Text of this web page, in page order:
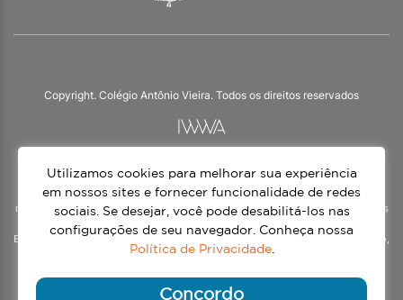
Copyright. Colégio Antônio Vieira. Todos os direitos reservados
O Colégio Antônio Vieira integra a Rede Jesuíta de Educação, tendo as suas
práticas impulsionadas pelos valores da espiritualidade inaciana – marca da
nossa identidade e das aproximadamente 1500 unidades de ensino, espalhadas
em mais de 60 países. Atendemos a alunos da Educação Infantil à 3ª série do
Ensino Médio, nos turnos matutino e vespertino, além do Ensino Médio Noturno,
voltado para Jovens.
Continue lendo
Utilizamos cookies para melhorar sua experiência
em nossos sites e fornecer funcionalidade de redes
sociais. Se desejar, você pode desabilitá-los nas
configurações de seu navegador. Conheça nossa
Política de Privacidade.
Concordo